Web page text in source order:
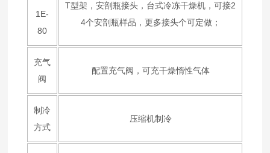
1E-
80
T型架，安剖瓶接头，台式冷冻干燥机，可接2
4个安剖瓶样品，更多接头个可定做；
充气
阀
配置充气阀，可充干燥惰性气体
制冷
方式
压缩机制冷